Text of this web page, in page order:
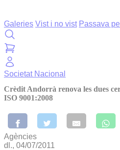
Galeries Vist i no vist Passava
Societat Nacional
Crèdit Andorrà renova les dues
ISO 9001:2008
Agències
dl., 04/07/2011